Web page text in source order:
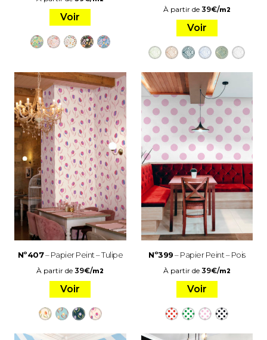
Voir
À partir de 39€/m2
Voir
Nº407– Papier Peint – Tulipe
À partir de39€/m2
Voir
Nº399– Papier Peint – Pois
À partir de 39€/m2
Voir